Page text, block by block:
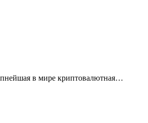
в мире криптовалютная…